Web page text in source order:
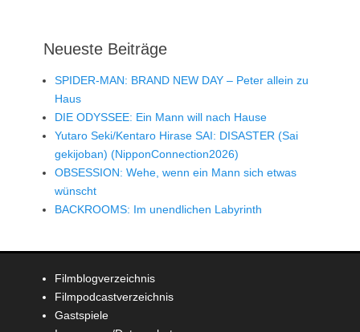
Neueste Beiträge
SPIDER-MAN: BRAND NEW DAY – Peter allein zu
Haus
DIE ODYSSEE: Ein Mann will nach Hause
Yutaro Seki/Kentaro Hirase SAI: DISASTER (Sai
gekijoban) (NipponConnection2026)
OBSESSION: Wehe, wenn ein Mann sich etwas
wünscht
BACKROOMS: Im unendlichen Labyrinth
Filmblogverzeichnis
Filmpodcastverzeichnis
Gastspiele